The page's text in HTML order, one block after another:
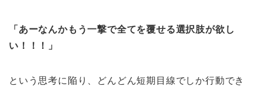
「あーなんかもう一撃で全てを覆せる選択肢が欲し
い！！！」
という思考に陥り、どんどん短期目線でしか行動でき